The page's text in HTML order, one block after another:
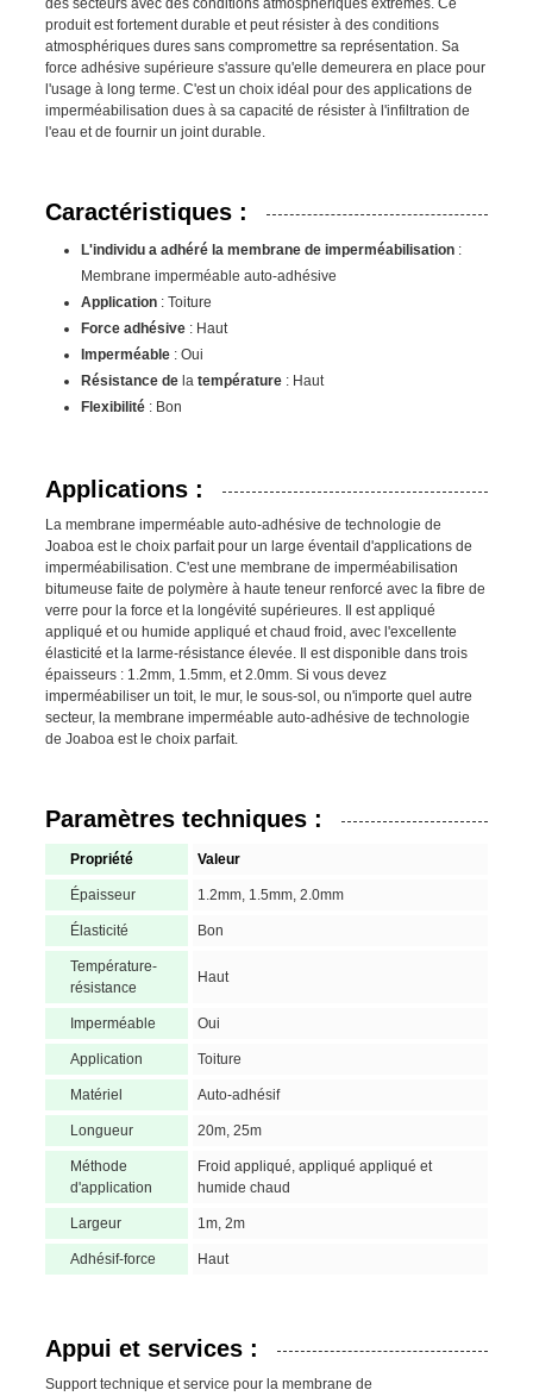
des secteurs avec des conditions atmosphériques extrêmes. Ce
produit est fortement durable et peut résister à des conditions
atmosphériques dures sans compromettre sa représentation. Sa
force adhésive supérieure s'assure qu'elle demeurera en place pour
l'usage à long terme. C'est un choix idéal pour des applications de
imperméabilisation dues à sa capacité de résister à l'infiltration de
l'eau et de fournir un joint durable.
Caractéristiques :
L'individu a adhéré la membrane de imperméabilisation:
Membrane imperméable auto-adhésive
Application: Toiture
Force adhésive: Haut
Imperméable: Oui
Résistance dela température: Haut
Flexibilité: Bon
Applications :
La membrane imperméable auto-adhésive de technologie de
Joaboa est le choix parfait pour un large éventail d'applications de
imperméabilisation. C'est une membrane de imperméabilisation
bitumeuse faite de polymère à haute teneur renforcé avec la fibre de
verre pour la force et la longévité supérieures. Il est appliqué
appliqué et ou humide appliqué et chaud froid, avec l'excellente
élasticité et la larme-résistance élevée. Il est disponible dans trois
épaisseurs : 1.2mm, 1.5mm, et 2.0mm. Si vous devez
imperméabiliser un toit, le mur, le sous-sol, ou n'importe quel autre
secteur, la membrane imperméable auto-adhésive de technologie
de Joaboa est le choix parfait.
Paramètres techniques :
Propriété Valeur
Épaisseur 1.2mm, 1.5mm, 2.0mm
Élasticité Bon
Température-
résistance
Haut
Imperméable Oui
Application Toiture
Matériel Auto-adhésif
Longueur 20m, 25m
Méthode
d'application
Froid appliqué, appliqué appliqué et
humide chaud
Largeur 1m, 2m
Adhésif-force Haut
Appui et services :
Support technique et service pour la membrane de